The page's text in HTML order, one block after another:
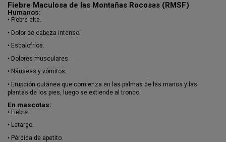
Fiebre Maculosa de las Montañas Rocosas (RMSF)
Humanos:
• Fiebre alta.
• Dolor de cabeza intenso.
• Escalofríos.
• Dolores musculares.
• Náuseas y vómitos.
• Erupción cutánea que comienza en las palmas de las manos y las
plantas de los pies, luego se extiende al tronco.
En mascotas:
• Fiebre.
• Letargo.
• Pérdida de apetito.